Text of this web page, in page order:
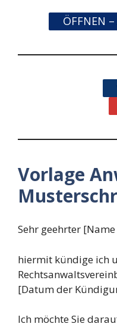
ÖFFNEN
Vorlage
Sehr geehrter
hiermit kündige ich
[Datum der
Ich möchte Sie